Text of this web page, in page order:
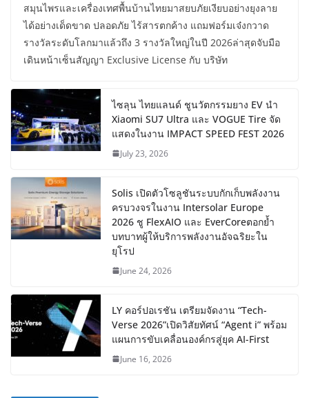
สมุนไพรและเครื่องเทศพื้นบ้านไทยมาสยบภัยเงียบอย่างยุงลาย
ได้อย่างเด็ดขาด ปลอดภัย ไร้สารตกค้าง แถมฟอร์มเจ๋งกวาด
รางวัลระดับโลกมาแล้วถึง 3 รางวัลใหญ่ในปี 2026ล่าสุดจับมือ
เดินหน้าเซ็นสัญญา Exclusive License กับ บริษัท
ไซลุน ไทยแลนด์ ชูนวัตกรรมยาง EV นำ
Xiaomi SU7 Ultra และ VOGUE Tire จัด
แสดงในงาน IMPACT SPEED FEST 2026
July 23, 2026
Solis เปิดตัวโซลูชันระบบกักเก็บพลังงาน
ครบวงจรในงาน Intersolar Europe
2026 ชู FlexAIO และ EverCoreตอกย้ำ
บทบาทผู้ให้บริการพลังงานอัจฉริยะใน
ยุโรป
June 24, 2026
LY คอร์ปอเรชัน เตรียมจัดงาน “Tech-
Verse 2026”เปิดวิสัยทัศน์ “Agent i” พร้อม
แผนการขับเคลื่อนองค์กรสู่ยุค AI-First
June 16, 2026